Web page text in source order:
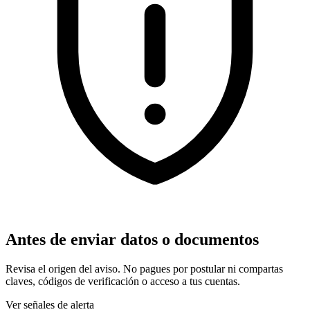
Antes de enviar datos o documentos
Revisa el origen del aviso. No pagues por postular ni compartas
claves, códigos de verificación o acceso a tus cuentas.
Ver señales de alerta